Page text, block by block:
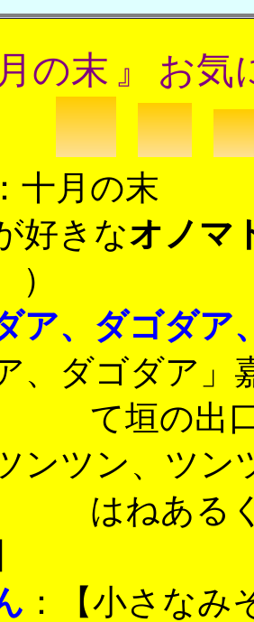
の末 』 お気
十月の末
好きなオノマ
）
ア、ダゴダア
、ダゴダア」
て垣の出
ンツン、ツン
はねある
：【小さな